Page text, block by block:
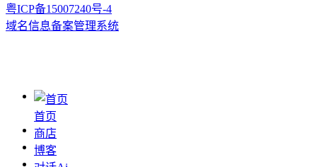
粤ICP备15007240号-4
域名信息备案管理系统
首页
商店
博客